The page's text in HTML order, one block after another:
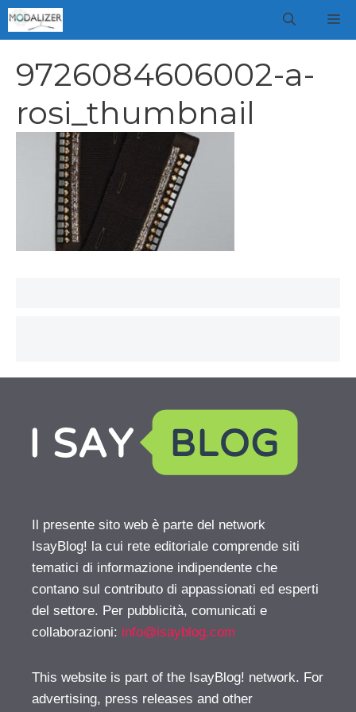
Vai
al
9726084606002-a-
rosi_thumbnail
Il presente sito web è parte del network
IsayBlog! la cui rete editoriale comprende siti
tematici di informazione indipendente che
contano sul contributo di appassionati ed esperti
del settore. Per pubblicità, comunicati e
collaborazioni: info@isayblog.com
This website is part of the IsayBlog! network. For
advertising, press releases and other